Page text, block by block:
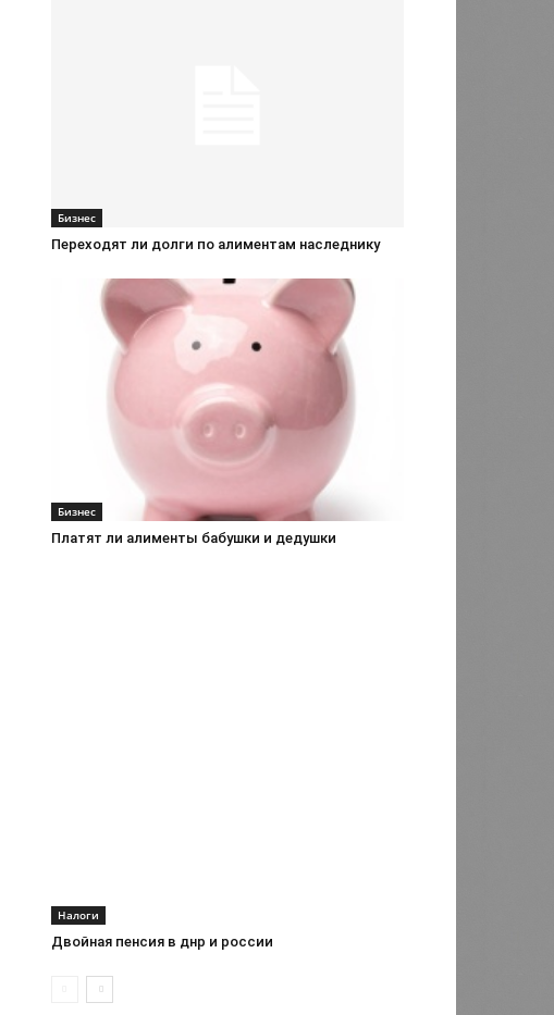
Бизнес
Переходят ли долги по алиментам наследнику
Бизнес
Платят ли алименты бабушки и дедушки
Налоги
Двойная пенсия в днр и россии